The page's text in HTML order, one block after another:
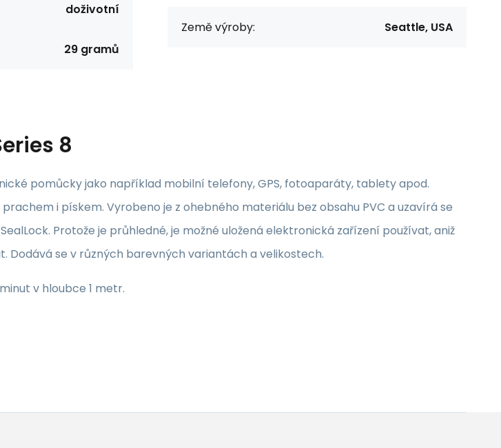
doživotní
29 gramů
Země výroby: Seattle, USA
8
pomůcky jako například mobilní telefony, GPS, fotoaparáty, tablety apod.
i pískem. Vyrobeno je z ohebného materiálu bez obsahu PVC a uzavírá se
Protože je průhledné, je možné uložená elektronická zařízení používat, aniž
Dodává se v různých barevných variantách a velikostech.
v hloubce 1 metr.